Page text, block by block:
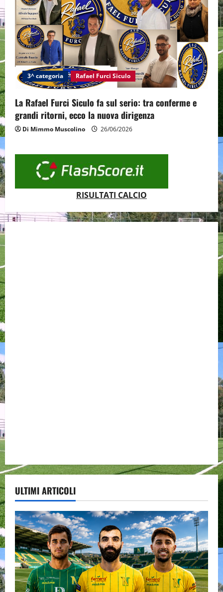
3^ categoria Rafael Furci Siculo
La Rafael Furci Siculo fa sul serio: tra conferme e
grandi ritorni, ecco la nuova dirigenza
Di Mimmo Muscolino 26/06/2026
RISULTATI CALCIO
ULTIMI ARTICOLI